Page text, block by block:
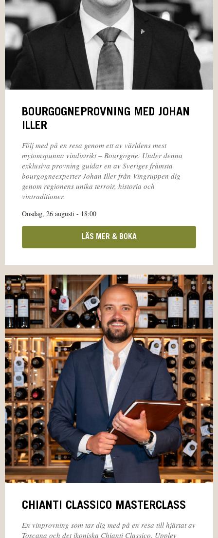
BOURGOGNEPROVNING MED JOHAN
ILLER
Följ med på en resa genom ett av världens mest
mytomspunna vindistrikt – Bourgogne. Under denna
exklusiva provning guidar en av Sveriges främsta
bourgogneexperter Johan Iller från Vingruppen dig
genom regionens unika terroir, historia och
vintraditioner.
Onsdag, 26 augusti - 18:00
LÄS MER & BOKA
CHIANTI CLASSICO MASTERCLASS
En vinprovning som tar dig med på en resa till hjärtat av
Toscana och det ikoniska Chianti Classico. Upplev